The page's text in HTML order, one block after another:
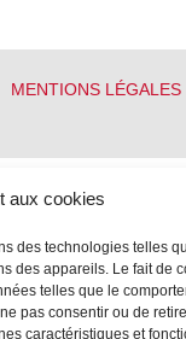
aux cookies
des technologies telles
des appareils. Le fait de
telles que le
pas consentir ou de
caractéristiques et
MENTIONS LÉGALES